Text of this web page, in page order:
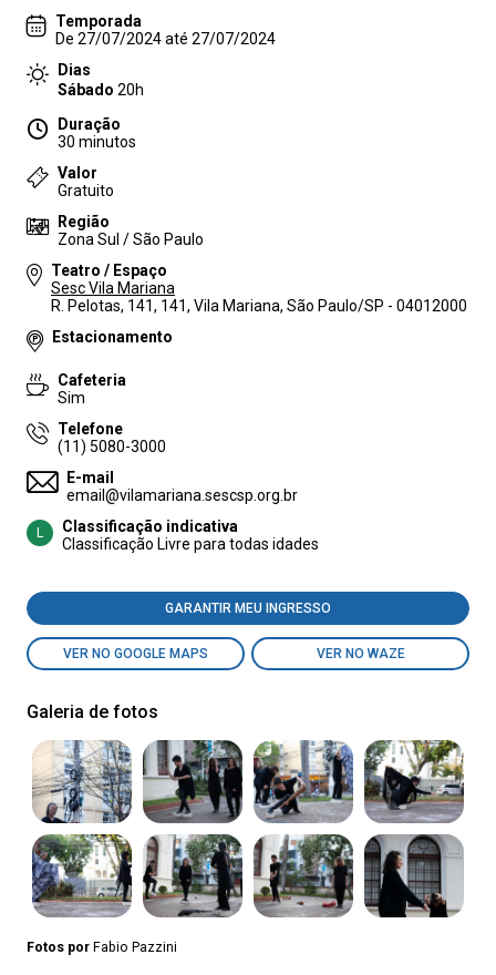
Temporada
De 27/07/2024 até 27/07/2024
Dias
Sábado 20h
Duração
30 minutos
Valor
Gratuito
Região
Zona Sul / São Paulo
Teatro / Espaço
Sesc Vila Mariana
R. Pelotas, 141, 141, Vila Mariana, São Paulo/SP - 04012000
Estacionamento
Cafeteria
Sim
Telefone
(11) 5080-3000
E-mail
email@vilamariana.sescsp.org.br
L
Classificação indicativa
Classificação Livre para todas idades
GARANTIR MEU INGRESSO
VER NO GOOGLE MAPS VER NO WAZE
Galeria de fotos
Fotos por Fabio Pazzini